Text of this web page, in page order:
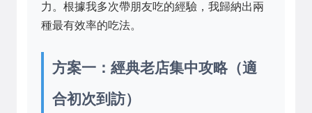
力。根據我多次帶朋友吃的經驗，我歸納出兩
種最有效率的吃法。
方案一：經典老店集中攻略（適
合初次到訪）